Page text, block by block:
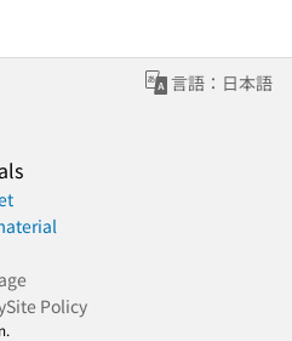
言語：日本語
Site Policy